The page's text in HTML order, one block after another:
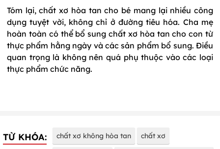
Tóm lại, chất xơ hòa tan cho bé mang lại nhiều công
dụng tuyệt vời, không chỉ ở đường tiêu hóa. Cha mẹ
hoàn toàn có thể bổ sung chất xơ hòa tan cho con từ
thực phẩm hằng ngày và các sản phẩm bổ sung. Điều
quan trọng là không nên quá phụ thuộc vào các loại
thực phẩm chức năng.
TỪ KHÓA: chất xơ không hòa tan chất xơ